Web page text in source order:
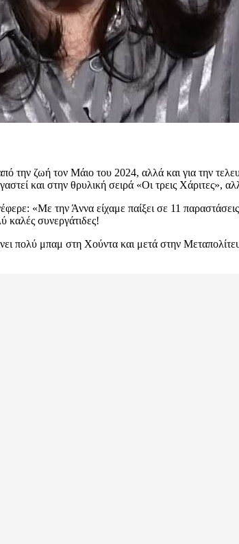
την ζωή τον Μάιο του 2024, αλλά και για την
και στην θρυλική σειρά «Οι τρεις Χάριτες»,
«Με την Άννα είχαμε παίξει σε 11
καλές συνεργάτιδες!
πολύ μπαμ στη Χούντα και μετά στην